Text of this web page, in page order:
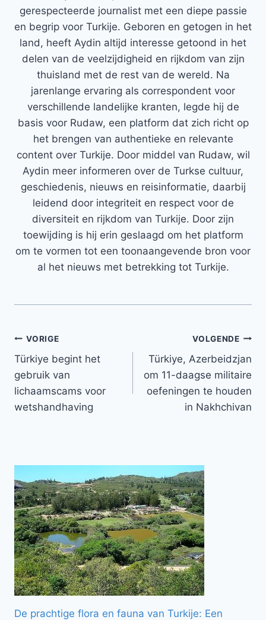
gerespecteerde journalist met een diepe passie
en begrip voor Turkije. Geboren en getogen in het
land, heeft Aydin altijd interesse getoond in het
delen van de veelzijdigheid en rijkdom van zijn
thuisland met de rest van de wereld. Na
jarenlange ervaring als correspondent voor
verschillende landelijke kranten, legde hij de
basis voor Rudaw, een platform dat zich richt op
het brengen van authentieke en relevante
content over Turkije. Door middel van Rudaw, wil
Aydin meer informeren over de Turkse cultuur,
geschiedenis, nieuws en reisinformatie, daarbij
leidend door integriteit en respect voor de
diversiteit en rijkdom van Turkije. Door zijn
toewijding is hij erin geslaagd om het platform
om te vormen tot een toonaangevende bron voor
al het nieuws met betrekking tot Turkije.
Bericht
navigatie
VORIGE
Türkiye begint het
gebruik van
lichaamscams voor
wetshandhaving
VOLGENDE
Türkiye, Azerbeidzjan
om 11-daagse militaire
oefeningen te houden
in Nakhchivan
De prachtige flora en fauna van Turkije: Een